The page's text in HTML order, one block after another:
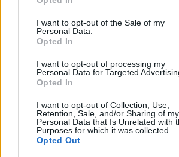
use your data for below specified
consent section.
I want to opt-out of the Sale of my
Personal Data.
Opted In
I want to opt-out of processing my
Personal Data for Targeted
Opted In
I want to opt-out of Collection, Use,
Retention, Sale, and/or Sharing of my
Personal Data that Is Unrelated with
Purposes for which it was collected.
Opted Out
azonosítsa, valódi-e – és persze az…
A barlangot véletlenül fedezte fel
a kutyája bezavart egy pumaféle
Ez a rés (egyébként mai is megvan)
kirobbantottak egy nagyobb
A falucska összes kölyke, beleértve
(akinek kedvenc szórakozása volt
barlangrészek felfedezése), ott